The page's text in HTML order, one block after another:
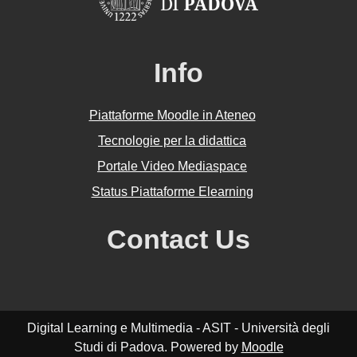
Info
Piattaforme Moodle in Ateneo
Tecnologie per la didattica
Portale Video Mediaspace
Status Piattaforme Elearning
Contact Us
Digital Learning e Multimedia - ASIT - Università degli
Studi di Padova. Powered by Moodle